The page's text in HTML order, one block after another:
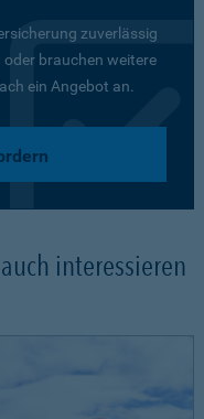
zuverlässig
brauchen weitere
ein Angebot an.
interessieren